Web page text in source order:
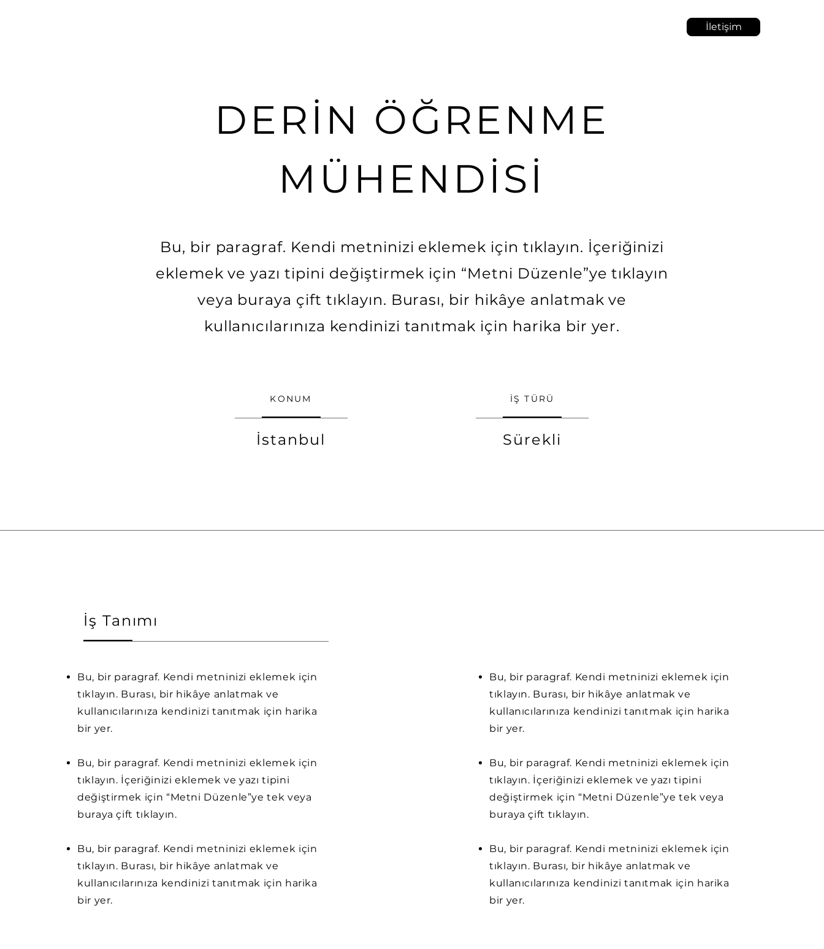
İletişim
DERİN ÖĞRENME
MÜHENDİSİ
Bu, bir paragraf. Kendi metninizi eklemek için tıklayın. İçeriğinizi
eklemek ve yazı tipini değiştirmek için “Metni Düzenle”ye tıklayın
veya buraya çift tıklayın. Burası, bir hikâye anlatmak ve
kullanıcılarınıza kendinizi tanıtmak için harika bir yer.
KONUM
İstanbul
İŞ TÜRÜ
Sürekli
İş Tanımı
Bu, bir paragraf. Kendi metninizi eklemek için
tıklayın. Burası, bir hikâye anlatmak ve
kullanıcılarınıza kendinizi tanıtmak için harika
bir yer.
Bu, bir paragraf. Kendi metninizi eklemek için
tıklayın. İçeriğinizi eklemek ve yazı tipini
değiştirmek için “Metni Düzenle”ye tek veya
buraya çift tıklayın.
Bu, bir paragraf. Kendi metninizi eklemek için
tıklayın. Burası, bir hikâye anlatmak ve
kullanıcılarınıza kendinizi tanıtmak için harika
bir yer.
Bu, bir paragraf. Kendi metninizi eklemek için
tıklayın. Burası, bir hikâye anlatmak ve
kullanıcılarınıza kendinizi tanıtmak için harika
bir yer.
Bu, bir paragraf. Kendi metninizi eklemek için
tıklayın. İçeriğinizi eklemek ve yazı tipini
değiştirmek için “Metni Düzenle”ye tek veya
buraya çift tıklayın.
Bu, bir paragraf. Kendi metninizi eklemek için
tıklayın. Burası, bir hikâye anlatmak ve
kullanıcılarınıza kendinizi tanıtmak için harika
bir yer.